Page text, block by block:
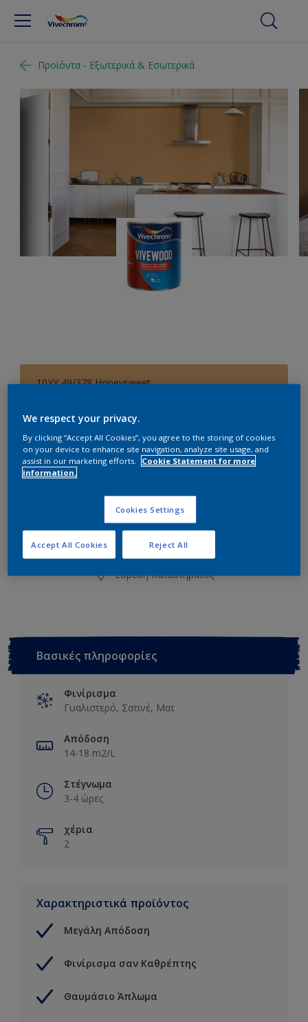
Προϊόντα - Εξωτερικά & Εσωτερικά
10YY 49/378 Honeysweet
0.7L
0.7L
2.16L
Υπολογισμός
Προσθήκη στο Workspace
Εύρεση Καταστήματος
Βασικές πληροφορίες
Φινίρισμα
Γυαλιστερό, Σατινέ, Ματ
Απόδοση
14-18 m2/L
Στέγνωμα
3-4 ώρες
χέρια
2
Χαρακτηριστικά προϊόντος
Μεγάλη Απόδοση
Φινίρισμα σαν Καθρέπτης
Θαυμάσιο Άπλωμα
We respect your privacy.
By clicking “Accept All Cookies”, you agree to the storing of cookies
on your device to enhance site navigation, analyze site usage, and
assist in our marketing efforts.
Cookie Statement for more
information.
Cookies Settings
Reject All
Accept All Cookies